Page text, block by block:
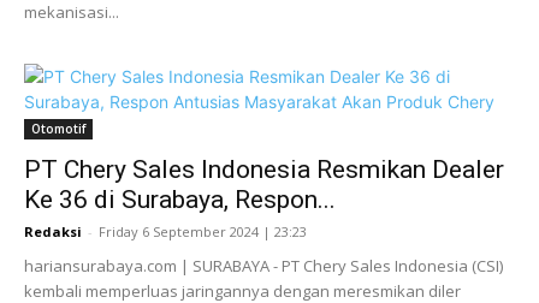
mekanisasi...
Otomotif
PT Chery Sales Indonesia Resmikan Dealer
Ke 36 di Surabaya, Respon...
Redaksi - Friday 6 September 2024 | 23:23
hariansurabaya.com | SURABAYA - PT Chery Sales Indonesia (CSI)
kembali memperluas jaringannya dengan meresmikan diler